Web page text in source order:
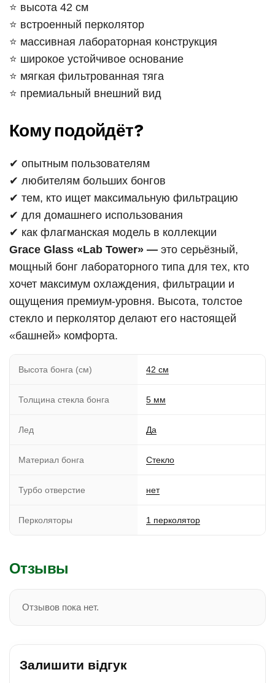
⭐ высота 42 см
⭐ встроенный перколятор
⭐ массивная лабораторная конструкция
⭐ широкое устойчивое основание
⭐ мягкая фильтрованная тяга
⭐ премиальный внешний вид
Кому подойдёт?
✔ опытным пользователям
✔ любителям больших бонгов
✔ тем, кто ищет максимальную фильтрацию
✔ для домашнего использования
✔ как флагманская модель в коллекции
Grace Glass «Lab Tower» — это серьёзный,
мощный бонг лабораторного типа для тех, кто
хочет максимум охлаждения, фильтрации и
ощущения премиум-уровня. Высота, толстое
стекло и перколятор делают его настоящей
«башней» комфорта.
Высота бонга (см) 42 см
Толщина стекла бонга 5 мм
Лед Да
Материал бонга Стекло
Турбо отверстие нет
Перколяторы 1 перколятор
Отзывы
Отзывов пока нет.
Залишити відгук